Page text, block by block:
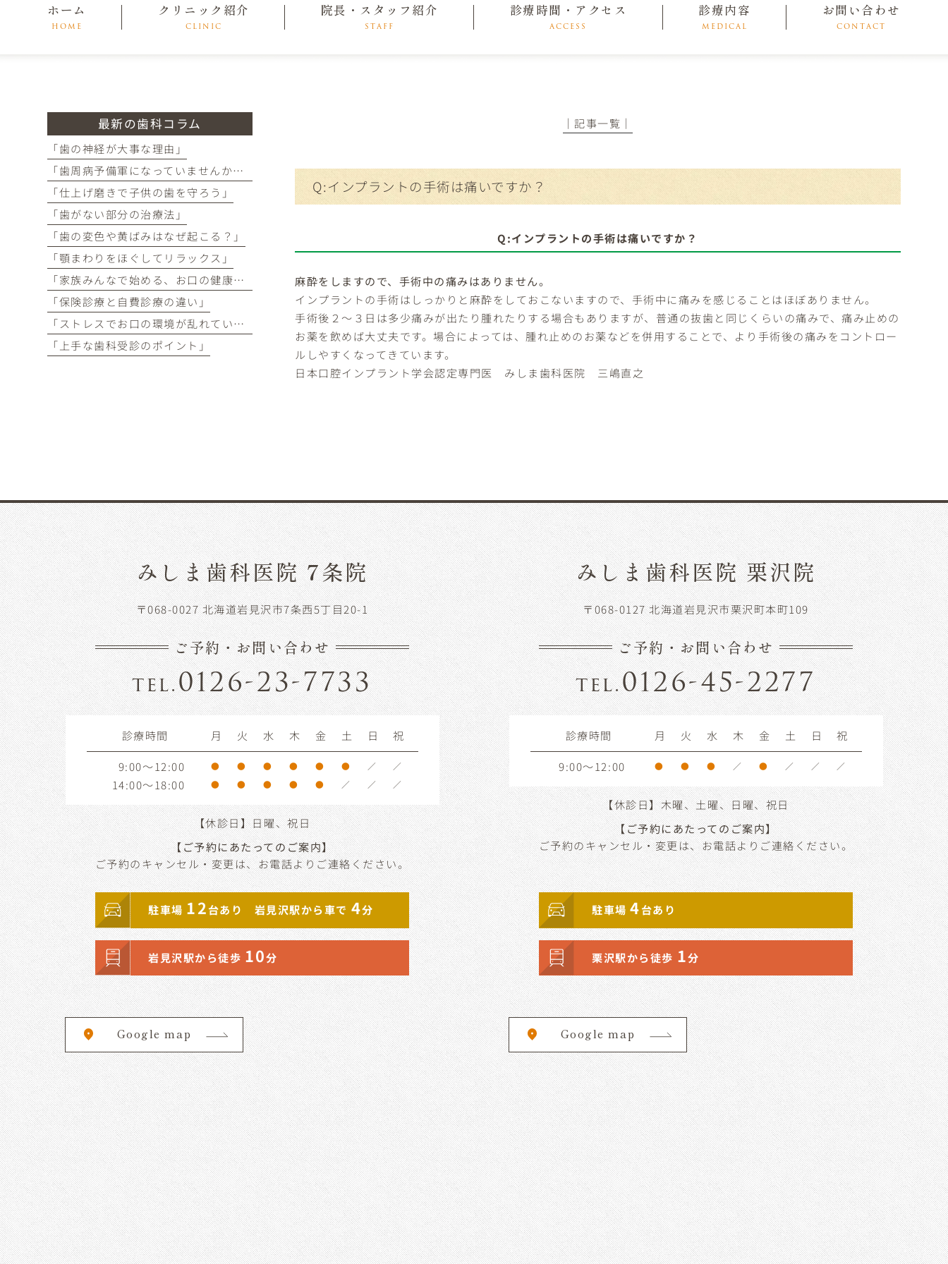
ホーム
HOME
クリニック紹介
CLINIC
院長・スタッフ紹介
STAFF
診療時間・アクセス
ACCESS
診療内容
MEDICAL
お問い合わせ
CONTACT
│記事一覧│
Q:インプラントの手術は痛いですか？
Q:インプラントの手術は痛いですか？
麻酔をしますので、手術中の痛みはありません。
インプラントの手術はしっかりと麻酔をしておこないますので、手術中に痛みを感じることはほぼありません。
手術後２～３日は多少痛みが出たり腫れたりする場合もありますが、普通の抜歯と同じくらいの痛みで、痛み止めの
お薬を飲めば大丈夫です。場合によっては、腫れ止めのお薬などを併用することで、より手術後の痛みをコントロー
ルしやすくなってきています。
日本口腔インプラント学会認定専門医 みしま歯科医院 三嶋直之
最新の歯科コラム
「歯の神経が大事な理由」
「歯周病予備軍になっていませんか？」
「仕上げ磨きで子供の歯を守ろう」
「歯がない部分の治療法」
「歯の変色や黄ばみはなぜ起こる？」
「顎まわりをほぐしてリラックス」
「家族みんなで始める、お口の健康チェック」
「保険診療と自費診療の違い」
「ストレスでお口の環境が乱れていませんか？」
「上手な歯科受診のポイント」
みしま歯科医院 7条院
〒068-0027 北海道岩見沢市7条西5丁目20-1
ご予約・お問い合わせ
tel.0126-23-7733
診療時間 月 火 水 木 金 土 日
祝
9:00～12:00
● ● ● ● ● ● ／ ／
14:00～18:00 ● ● ● ● ● ／ ／ ／
【休診日】日曜、祝日
【ご予約にあたってのご案内】
ご予約のキャンセル・変更は、お電話よりご連絡ください。
駐車場 12台あり 岩見沢駅から車で 4分
岩見沢駅から徒歩 10分
Google map
みしま歯科医院 栗沢院
〒068-0127 北海道岩見沢市栗沢町本町109
ご予約・お問い合わせ
tel.0126-45-2277
診療時間 月 火 水 木 金 土 日
祝
9:00～12:00
● ● ● ／ ● ／ ／ ／
【休診日】木曜、土曜、日曜、祝日
【ご予約にあたってのご案内】
ご予約のキャンセル・変更は、お電話よりご連絡ください。
駐車場4台あり
栗沢駅から徒歩 1分
Google map